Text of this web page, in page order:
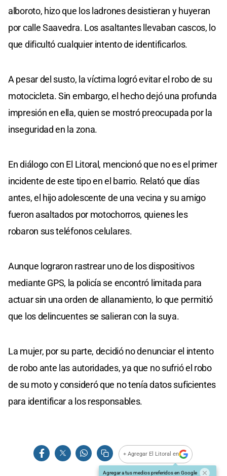
alboroto, hizo que los ladrones desistieran y huyeran
por calle Saavedra. Los asaltantes llevaban cascos, lo
que dificultó cualquier intento de identificarlos.
A pesar del susto, la víctima logró evitar el robo de su
motocicleta. Sin embargo, el hecho dejó una profunda
impresión en ella, quien se mostró preocupada por la
inseguridad en la zona.
En diálogo con El Litoral, mencionó que no es el primer
incidente de este tipo en el barrio. Relató que días
antes, el hijo adolescente de una vecina y su amigo
fueron asaltados por motochorros, quienes les
robaron sus teléfonos celulares.
Aunque lograron rastrear uno de los dispositivos
mediante GPS, la policía se encontró limitada para
actuar sin una orden de allanamiento, lo que permitió
que los delincuentes se salieran con la suya.
La mujer, por su parte, decidió no denunciar el intento
de robo ante las autoridades, ya que no sufrió el robo
de su moto y consideró que no tenía datos suficientes
para identificar a los responsables.
+ Agregar El Litoral en
Agregar a tus medios preferidos en Google